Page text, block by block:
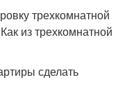
трехкомнатной
из трехкомнатной